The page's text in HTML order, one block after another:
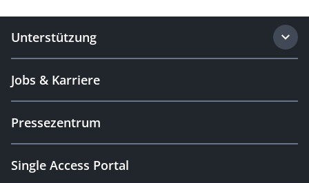
Unterstützung
Jobs & Karriere
Pressezentrum
Single Access Portal